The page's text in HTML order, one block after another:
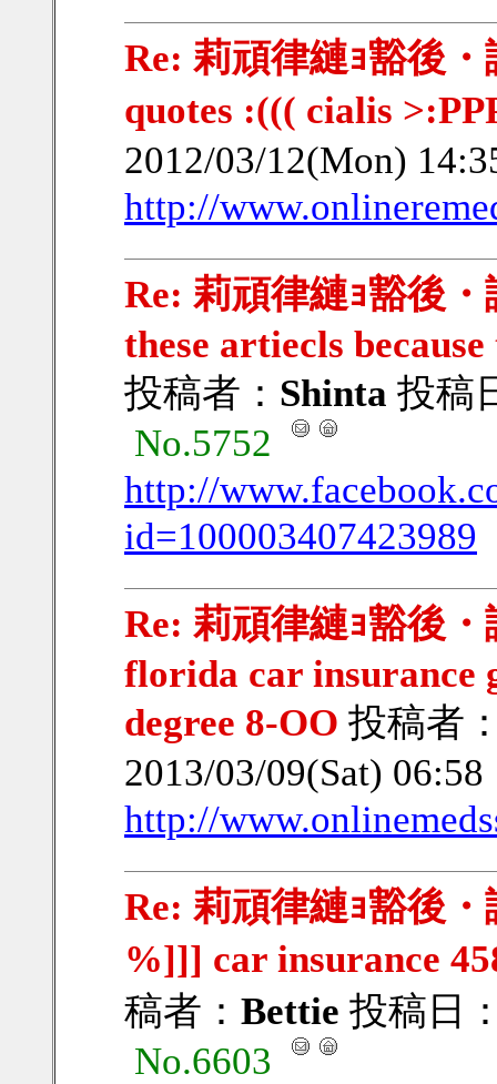
Re: 莉頑律縺ｮ豁後
quotes :((( cialis
2012/03/12(Mon)
http://
Re: 莉頑律縺ｮ豁後
these artiecls
投稿者： Shinta 投稿
No.5752
http://
id=100003407423989
Re: 莉頑律縺ｮ豁後
florida car insurance
degree 8-OO 投稿者
2013/03/09(Sat)
http://
Re: 莉頑律縺ｮ豁後・
%]]] car insurance
稿者： Bettie 投稿日
No.6603